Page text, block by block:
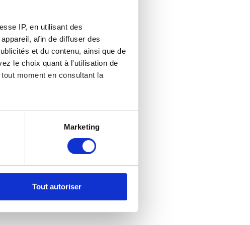
IP, en utilisant des
afin de diffuser des
et du contenu, ainsi que de
le choix quant à l'utilisation de
moment en consultant la
à plusieurs mètres près
avec d'autres informations que
Marketing
Tout autoriser